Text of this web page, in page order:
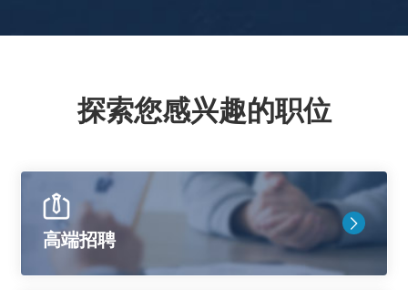
探索您感兴趣的职位
高端招聘